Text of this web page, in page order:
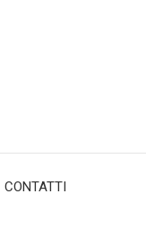
CONTATTI